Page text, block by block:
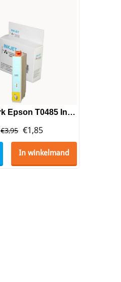
Huismerk Epson T0485 Inktcartridge Light Cyaan
€3,95 €1,85
In winkelmand